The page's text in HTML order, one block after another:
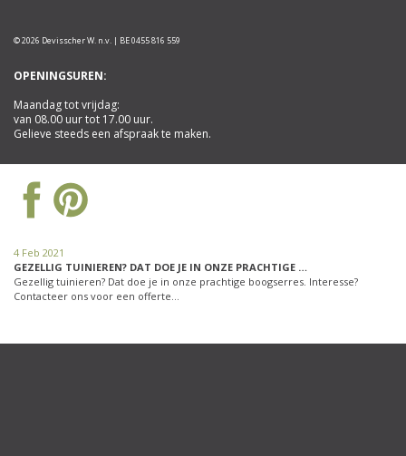
© 2026 Devisscher W. n.v. | BE 0455 816 559
OPENINGSUREN:
Maandag tot vrijdag:
van 08.00 uur tot 17.00 uur.
Gelieve steeds een afspraak te maken.
4 Feb 2021
GEZELLIG TUINIEREN? DAT DOE JE IN ONZE PRACHTIGE …
Gezellig tuinieren? Dat doe je in onze prachtige boogserres. Interesse?
Contacteer ons voor een offerte…